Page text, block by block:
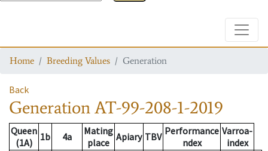
Home Breeding Values Generation
Back
GenerationAT-99-208-1-2019
Queen
(1A)
1b 4a
Mating
place Apiary TBV Performance
ndex
Varroa-
index